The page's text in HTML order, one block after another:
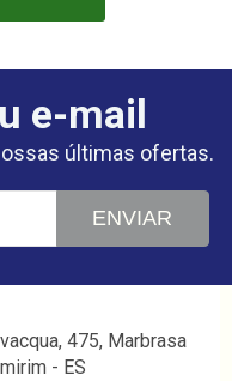
e-mail
últimas ofertas.
ENVIAR
475, Marbrasa
- ES